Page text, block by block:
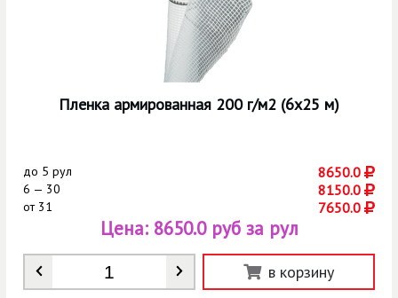
Пленка армированная 200 г/м2 (6х25 м)
до 5 рул 8650.0
6 — 30 8150.0
от31 7650.0
Количество
Цена: 8650.0 руб за рул
в корзину